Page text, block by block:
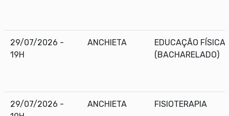
29/07/2026 -
19H
ANCHIETA
EDUCAÇÃO FÍSICA
(BACHARELADO)
29/07/2026 -
ANCHIETA FISIOTERAPIA